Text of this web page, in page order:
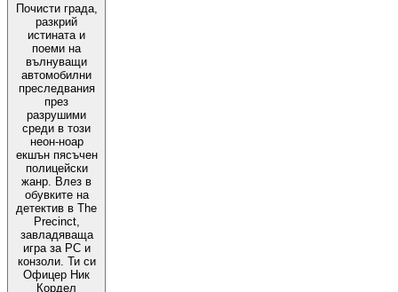
Почисти града,
разкрий
истината и
поеми на
вълнуващи
автомобилни
преследвания
през
разрушими
среди в този
неон-ноар
екшън пясъчен
полицейски
жанр. Влез в
обувките на
детектив в The
Precinct,
завладяваща
игра за PC и
конзоли. Ти си
Офицер Ник
Кордел